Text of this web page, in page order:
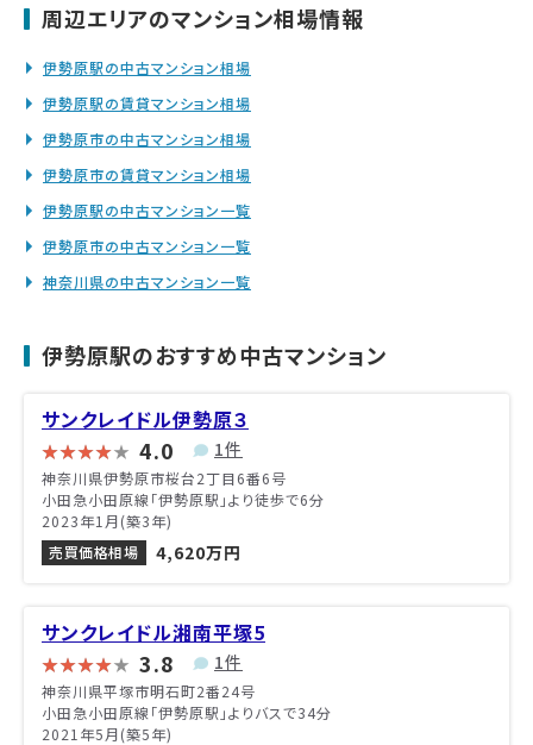
周辺エリアのマンション相場情報
伊勢原駅の中古マンション相場
伊勢原駅の賃貸マンション相場
伊勢原市の中古マンション相場
伊勢原市の賃貸マンション相場
伊勢原駅の中古マンション一覧
伊勢原市の中古マンション一覧
神奈川県の中古マンション一覧
伊勢原駅のおすすめ中古マンション
サンクレイドル伊勢原３
4.0 1件
神奈川県伊勢原市桜台2丁目6番6号
小田急小田原線「伊勢原駅」より徒歩で6分
2023年1月(築3年)
売買価格相場
4,620万円
サンクレイドル湘南平塚5
3.8 1件
神奈川県平塚市明石町2番24号
小田急小田原線「伊勢原駅」よりバスで34分
2021年5月(築5年)